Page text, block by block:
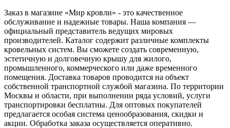
Заказ в магазине «Мир кровли» - это качественное
обслуживание и надежные товары. Наша компания —
официальный представитель ведущих мировых
производителей. Каталог содержит различные комплекты
кровельных систем. Вы сможете создать современную,
эстетичную и долговечную крышу для жилого,
промышленного, коммерческого или даже временного
помещения. Доставка товаров проводится на объект
собственной транспортной службой магазина. По территории
Москвы и области, при выполнении ряда условий, услуги
транспортировки бесплатны. Для оптовых покупателей
предлагается особая система ценообразования, скидки и
акции. Обработка заказа осуществляется оперативно.